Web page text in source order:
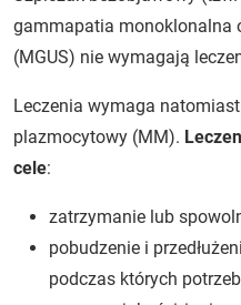
gammapatia monoklonalna
(MGUS) nie wymagają
Leczenia wymaga
plazmocytowy (MM).
cele:
zatrzymanie lub
pobudzenie i
podczas których